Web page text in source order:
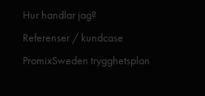
Hur handlar jag?
Referenser / kundcase
PromixSweden trygghetsplan